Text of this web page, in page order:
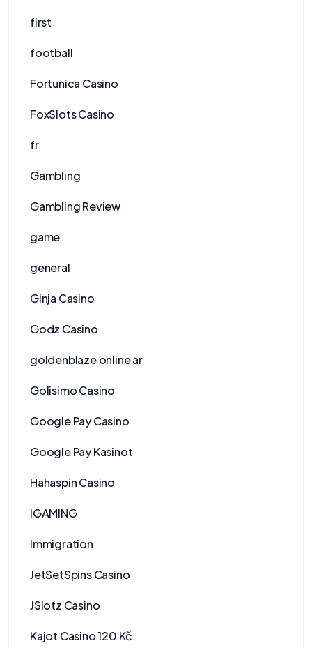
first
football
Fortunica Casino
FoxSlots Casino
fr
Gambling
Gambling Review
game
general
Ginja Casino
Godz Casino
goldenblaze online ar
Golisimo Casino
Google Pay Casino
Google Pay Kasinot
Hahaspin Casino
IGAMING
Immigration
JetSetSpins Casino
JSlotz Casino
Kajot Casino 120 Kč